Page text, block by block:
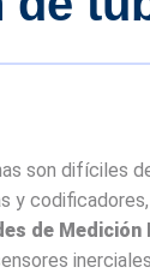
son difíciles
y
de